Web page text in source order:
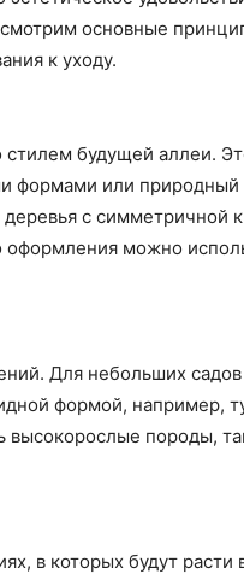
основные
к уходу.
стилем будущей аллеи.
формами или природный
с симметричной
можно
Для небольших
формой, например,
породы,
в которых будут